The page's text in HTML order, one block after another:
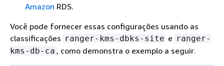
Amazon RDS.
Você pode fornecer essas configurações usando as
classificações ranger-kms-dbks-site e ranger-
kms-db-ca , como demonstra o exemplo a seguir.